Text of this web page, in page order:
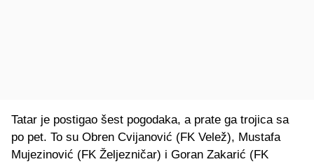
Tatar je postigao šest pogodaka, a prate ga trojica sa
po pet. To su Obren Cvijanović (FK Velež), Mustafa
Mujezinović (FK Željezničar) i Goran Zakarić (FK